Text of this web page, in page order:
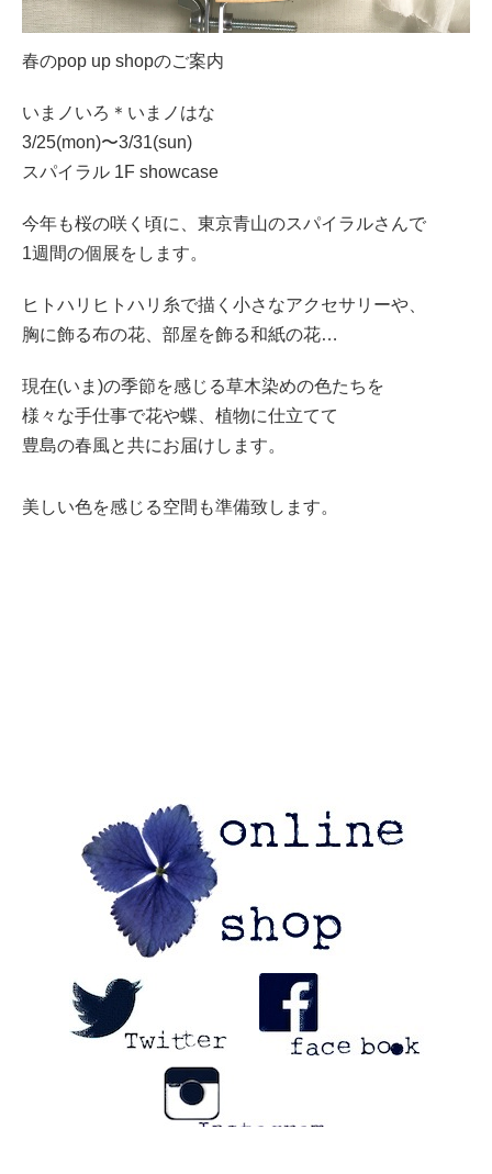
春のpop up shopのご案内
いまノいろ＊いまノはな
3/25(mon)〜3/31(sun)
スパイラル 1F showcase
今年も桜の咲く頃に、東京青山のスパイラルさんで
1週間の個展をします。
ヒトハリヒトハリ糸で描く小さなアクセサリーや、
胸に飾る布の花、部屋を飾る和紙の花…
現在(いま)の季節を感じる草木染めの色たちを
様々な手仕事で花や蝶、植物に仕立てて
豊島の春風と共にお届けします。
美しい色を感じる空間も準備致します。